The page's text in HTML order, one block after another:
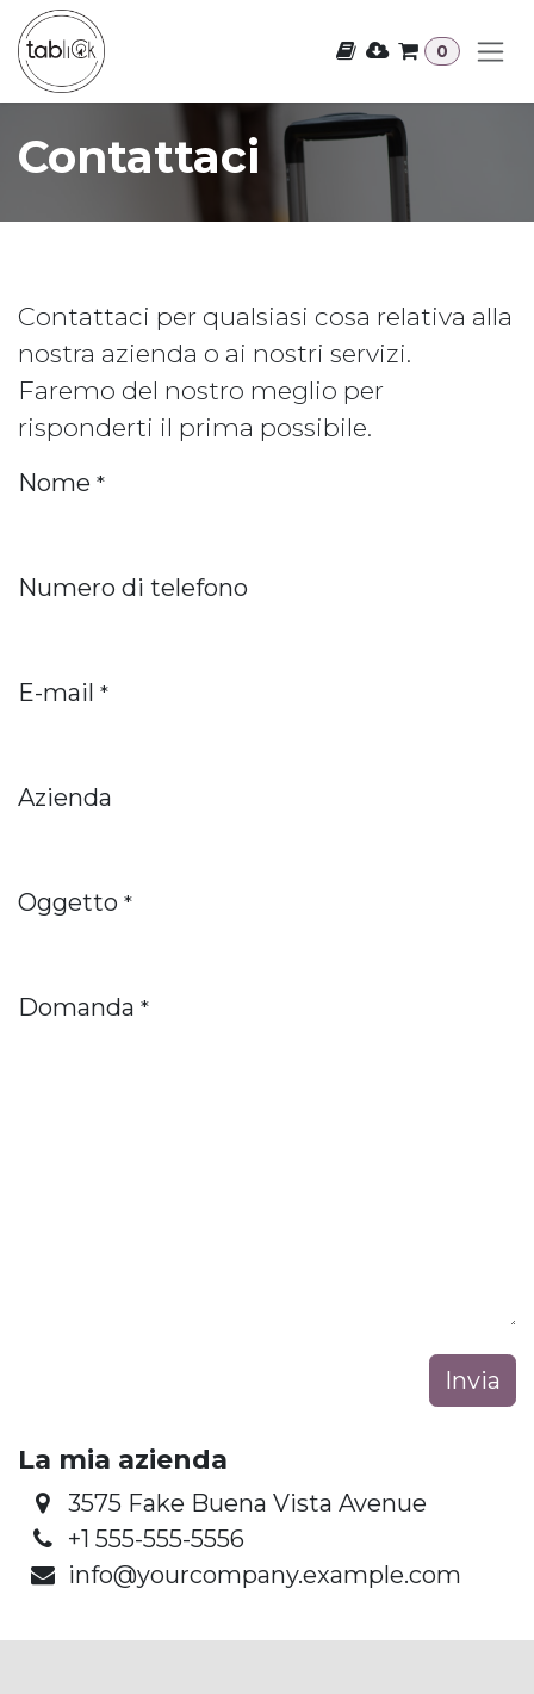
Passa al contenuto
0
Contattaci
Contattaci per qualsiasi cosa relativa alla
nostra azienda o ai nostri servizi.
Faremo del nostro meglio per
risponderti il prima possibile.
Nome *
Numero di telefono
E-mail *
Azienda
Oggetto *
Domanda *
Invia
La mia azienda
3575 Fake Buena Vista Avenue
+1 555-555-5556
info@yourcompany.example.com